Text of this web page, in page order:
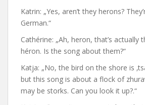
Katrin: „Yes, aren’t they herons?
German.“
Cathérine: „Ah, heron, that’s actually
héron. Is the song about them?“
Katja: „No, the bird on the shore is
but this song is about a flock of
may be storks. Can you look it up?.“